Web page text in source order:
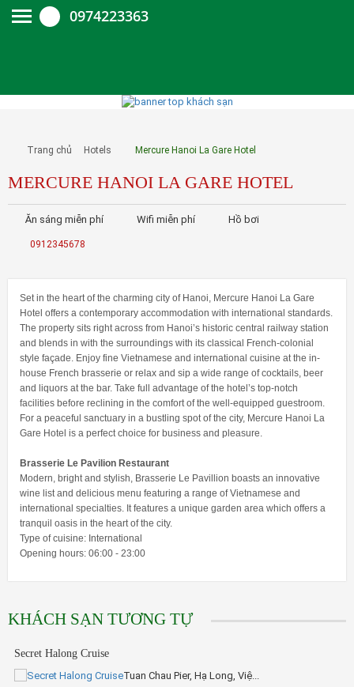
0974223363
Trang chủ Hotels Mercure Hanoi La Gare Hotel
MERCURE HANOI LA GARE HOTEL
Ăn sáng miễn phí Wifi miễn phí Hồ bơi
0912345678
Set in the heart of the charming city of Hanoi, Mercure Hanoi La Gare
Hotel offers a contemporary accommodation with international standards.
The property sits right across from Hanoi’s historic central railway station
and blends in with the surroundings with its classical French-colonial
style façade. Enjoy fine Vietnamese and international cuisine at the in-
house French brasserie or relax and sip a wide range of cocktails, beer
and liquors at the bar. Take full advantage of the hotel’s top-notch
facilities before reclining in the comfort of the well-equipped guestroom.
For a peaceful sanctuary in a bustling spot of the city, Mercure Hanoi La
Gare Hotel is a perfect choice for business and pleasure.
Brasserie Le Pavilion Restaurant
Modern, bright and stylish, Brasserie Le Pavillion boasts an innovative
wine list and delicious menu featuring a range of Vietnamese and
international specialties. It features a unique garden area which offers a
tranquil oasis in the heart of the city.
Type of cuisine: International
Opening hours: 06:00 - 23:00
KHÁCH SẠN TƯƠNG TỰ
Secret Halong Cruise
Tuan Chau Pier, Hạ Long, Việ...